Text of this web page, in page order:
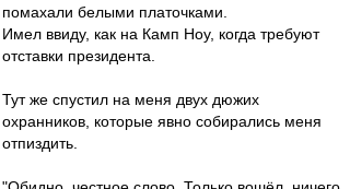
помахали белыми платочками.
Имел ввиду, как на Камп Ноу, когда требуют
отставки президента.
Тут же спустил на меня двух дюжих
охранников, которые явно собирались меня
отпиздить.